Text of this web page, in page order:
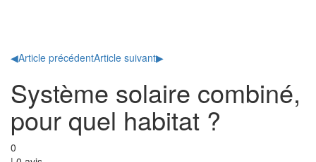
◀Article précédentArticle suivant▶
Système solaire combiné,
pour quel habitat ?
0